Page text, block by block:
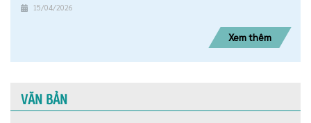
15/04/2026
Xem thêm
VĂN BẢN